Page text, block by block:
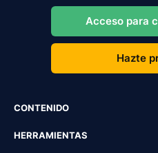
Acceso para
Hazte
CONTENIDO
HERRAMIENTAS